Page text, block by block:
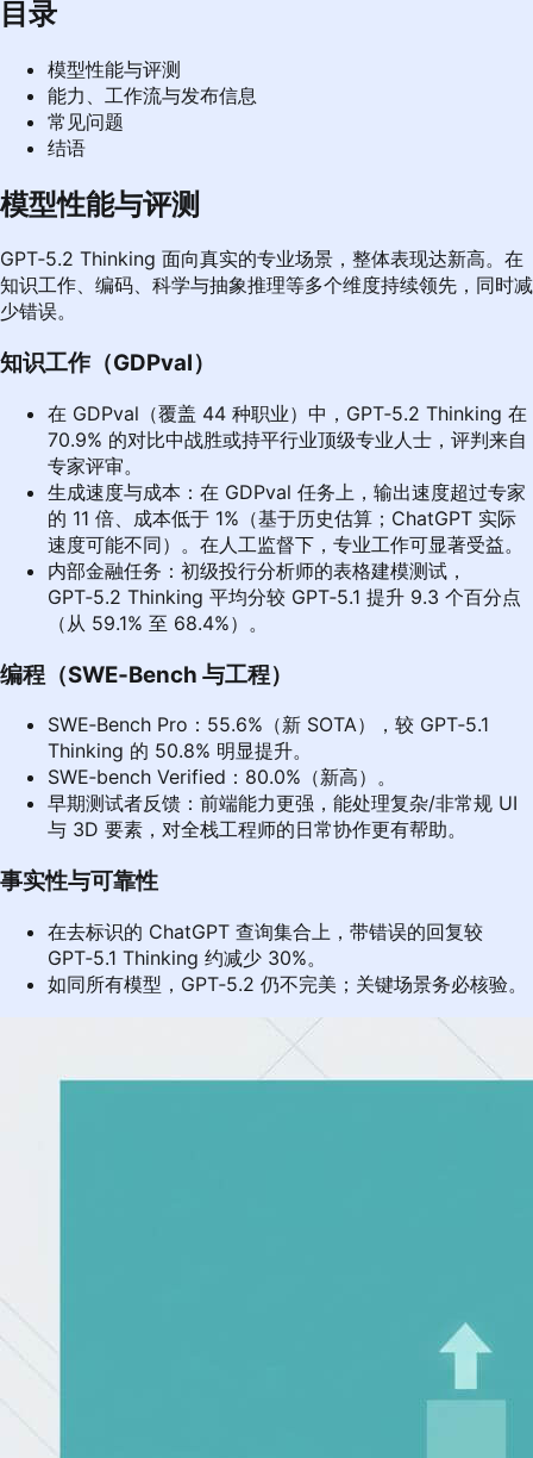
目录
模型性能与评测
能力、工作流与发布信息
常见问题
结语
模型性能与评测
GPT‑5.2 Thinking 面向真实的专业场景，整体表现达新高。在
知识工作、编码、科学与抽象推理等多个维度持续领先，同时减
少错误。
知识工作（GDPval）
在 GDPval（覆盖 44 种职业）中，GPT‑5.2 Thinking 在
70.9% 的对比中战胜或持平行业顶级专业人士，评判来自
专家评审。
生成速度与成本：在 GDPval 任务上，输出速度超过专家
的 11 倍、成本低于 1%（基于历史估算；ChatGPT 实际
速度可能不同）。在人工监督下，专业工作可显著受益。
内部金融任务：初级投行分析师的表格建模测试，
GPT‑5.2 Thinking 平均分较 GPT‑5.1 提升 9.3 个百分点
（从 59.1% 至 68.4%）。
编程（SWE‑Bench 与工程）
SWE‑Bench Pro：55.6%（新 SOTA），较 GPT‑5.1
Thinking 的 50.8% 明显提升。
SWE‑bench Verified：80.0%（新高）。
早期测试者反馈：前端能力更强，能处理复杂/非常规 UI
与 3D 要素，对全栈工程师的日常协作更有帮助。
事实性与可靠性
在去标识的 ChatGPT 查询集合上，带错误的回复较
GPT‑5.1 Thinking 约减少 30%。
如同所有模型，GPT‑5.2 仍不完美；关键场景务必核验。